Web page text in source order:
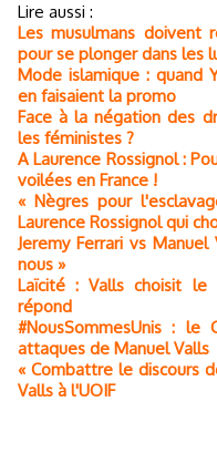
Lire aussi :
Les musulmans doivent
pour se plonger dans les
Mode islamique : quand
en faisaient la promo
Face à la négation des
les féministes ?
A Laurence Rossignol :
voilées en France !
« Nègres pour
Laurence Rossignol qui
Jeremy Ferrari vs
nous »
Laïcité : Valls choisit le
répond
#NousSommesUnis : le
attaques de Manuel Valls
« Combattre le discours
Valls à l'UOIF